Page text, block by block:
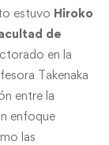
estuvo Hiroko
de
en la
Takenaka
entre la
enfoque
las